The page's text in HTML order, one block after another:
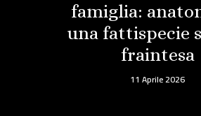
famiglia:
una fattispecie
fraintesa
11 Aprile 2026